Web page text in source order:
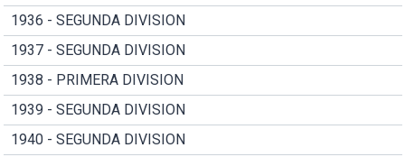
1936 - SEGUNDA DIVISION
1937 - SEGUNDA DIVISION
1938 - PRIMERA DIVISION
1939 - SEGUNDA DIVISION
1940 - SEGUNDA DIVISION